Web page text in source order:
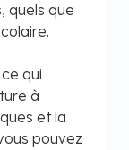
quels que
qui
à
et la
pouvez